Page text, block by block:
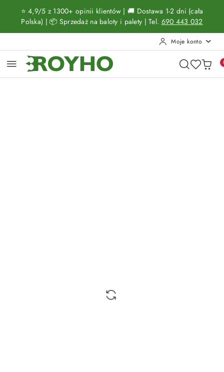
Przejdź do treści głównej
Przejdź do wyszukiwarki
Przejdź do moje konto
Przejdź do menu głównego
Przejdź do opisu produktu
Przejdź do stopki
⭐ 4,9/5 z 1300+ opinii klientów | 🚚 Dostawa 1-2 dni (cała
Polska) | 📦 Sprzedaż na baloty i palety | Tel. 690 443 032
Moje konto